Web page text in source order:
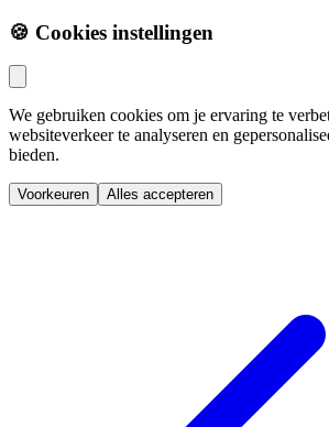
🍪 Cookies instellingen
We gebruiken cookies om je ervaring te
websiteverkeer te analyseren en
bieden.
Voorkeuren Alles accepteren